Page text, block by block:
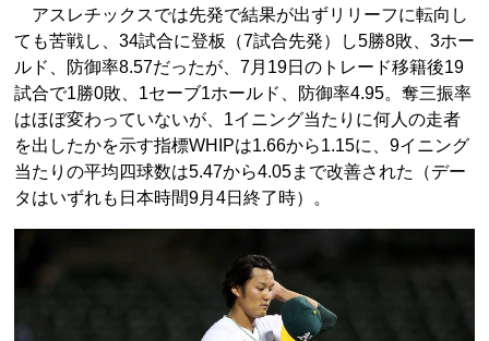
アスレチックスでは先発で結果が出ずリリーフに転向し
ても苦戦し、34試合に登板（7試合先発）し5勝8敗、3ホー
ルド、防御率8.57だったが、7月19日のトレード移籍後19
試合で1勝0敗、1セーブ1ホールド、防御率4.95。奪三振率
はほぼ変わっていないが、1イニング当たりに何人の走者
を出したかを示す指標WHIPは1.66から1.15に、9イニング
当たりの平均四球数は5.47から4.05まで改善された（デー
タはいずれも日本時間9月4日終了時）。